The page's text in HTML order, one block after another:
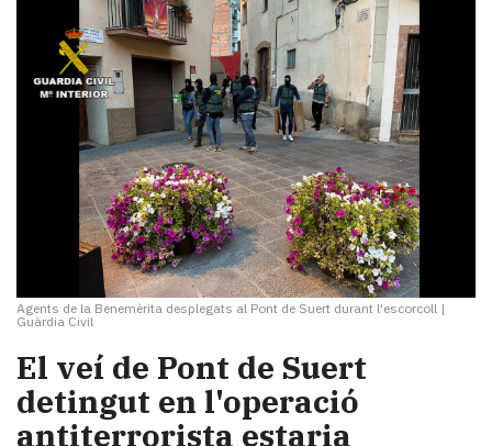
Agents de la Benemèrita desplegats al Pont de Suert durant l'escorcoll |
Guàrdia Civil
El veí de Pont de Suert
detingut en l'operació
antiterrorista estaria